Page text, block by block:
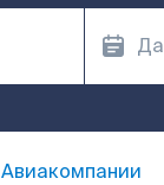
Авиакомпании